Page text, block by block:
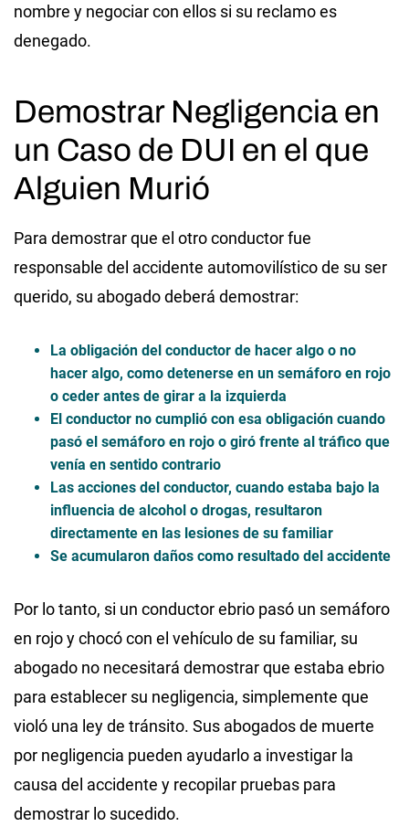
nombre y negociar con ellos si su reclamo es
denegado.
Demostrar Negligencia en
un Caso de DUI en el que
Alguien Murió
Para demostrar que el otro conductor fue
responsable del accidente automovilístico de su ser
querido, su abogado deberá demostrar:
La obligación del conductor de hacer algo o no
hacer algo, como detenerse en un semáforo en rojo
o ceder antes de girar a la izquierda
El conductor no cumplió con esa obligación cuando
pasó el semáforo en rojo o giró frente al tráfico que
venía en sentido contrario
Las acciones del conductor, cuando estaba bajo la
influencia de alcohol o drogas, resultaron
directamente en las lesiones de su familiar
Se acumularon daños como resultado del accidente
Por lo tanto, si un conductor ebrio pasó un semáforo
en rojo y chocó con el vehículo de su familiar, su
abogado no necesitará demostrar que estaba ebrio
para establecer su negligencia, simplemente que
violó una ley de tránsito. Sus abogados de muerte
por negligencia pueden ayudarlo a investigar la
causa del accidente y recopilar pruebas para
demostrar lo sucedido.